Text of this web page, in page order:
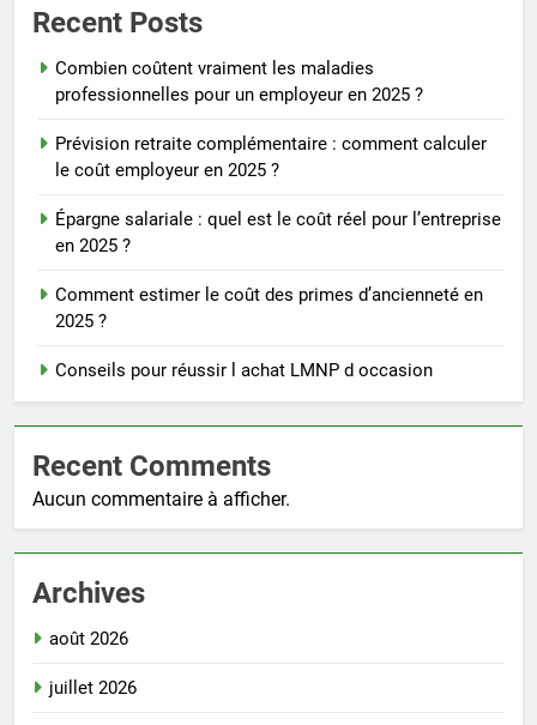
Recent Posts
Combien coûtent vraiment les maladies
professionnelles pour un employeur en 2025 ?
Prévision retraite complémentaire : comment calculer
le coût employeur en 2025 ?
Épargne salariale : quel est le coût réel pour l’entreprise
en 2025 ?
Comment estimer le coût des primes d’ancienneté en
2025 ?
Conseils pour réussir l achat LMNP d occasion
Recent Comments
Aucun commentaire à afficher.
Archives
août 2026
juillet 2026